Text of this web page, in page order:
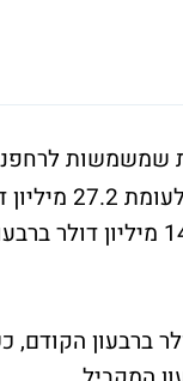
שמשמשות
וכט"במים דיווחה על עלייה של 33% בהכנסות ברבעון ל-
על 123.2 מיליון דולר לעומת 101 מיליון